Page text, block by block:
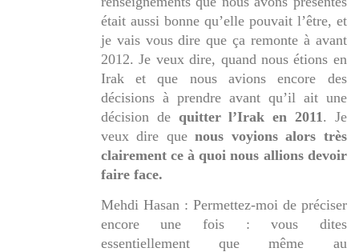
était aussi bonne qu’elle pouvait l’être, et
je vais vous dire que ça remonte à avant
2012. Je veux dire, quand nous étions en
Irak et que nous avions encore des
décisions à prendre avant qu’il ait une
décision de quitter l’Irak en 2011. Je
veux dire quenous voyions alors très
clairement ce à quoi nous allions devoir
faire face.
Mehdi Hasan : Permettez-moi de préciser
encore une fois : vous dites
essentiellement que même au